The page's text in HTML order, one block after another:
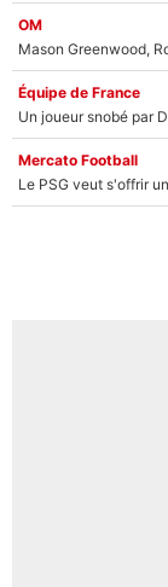
OM
Équipe de France
Mercato Football